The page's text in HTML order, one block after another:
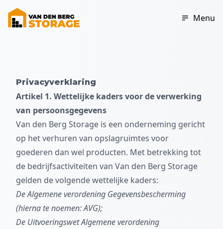
Ga naar de inhoud
Menu
Privacyverklaring
Artikel 1. Wettelijke kaders voor de verwerking
van persoonsgegevens
Van den Berg Storage is een onderneming gericht
op het verhuren van opslagruimtes voor
goederen dan wel producten. Met betrekking tot
de bedrijfsactiviteiten van Van den Berg Storage
gelden de volgende wettelijke kaders:
De Algemene verordening Gegevensbescherming
(hierna te noemen: AVG);
De Uitvoeringswet Algemene verordening